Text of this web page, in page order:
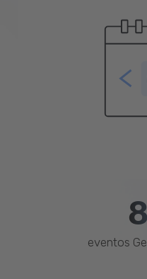
eventos